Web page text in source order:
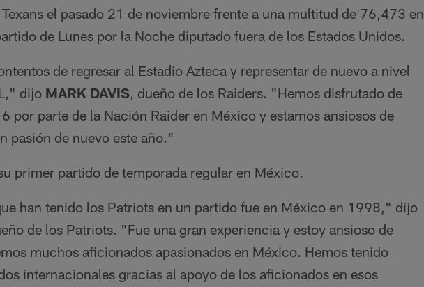
el pasado 21 de noviembre frente a una multitud de 76,473 en
de Lunes por la Noche diputado fuera de los Estados Unidos.
de regresar al Estadio Azteca y representar de nuevo a nivel
dijo MARK DAVIS, dueño de los Raiders. "Hemos disfrutado de
por parte de la Nación Raider en México y estamos ansiosos de
pasión de nuevo este año."
primer partido de temporada regular en México.
han tenido los Patriots en un partido fue en México en 1998," dijo
de los Patriots. "Fue una gran experiencia y estoy ansioso de
muchos aficionados apasionados en México. Hemos tenido
internacionales gracias al apoyo de los aficionados en esos